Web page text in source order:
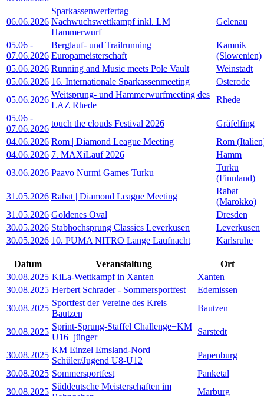
06.06.2026
Sparkassenwerfertag
Nachwuchswettkampf inkl. LM
Hammerwurf
Gelenau
05.06 -
07.06.2026
Berglauf- und Trailrunning
Europameisterschaft
Kamnik
(Slowenien)
05.06.2026 Running and Music meets Pole Vault
Weinstadt
05.06.2026 16. Internationale Sparkassenmeeting
Osterode
05.06.2026
Weitsprung- und Hammerwurfmeeting des
LAZ Rhede
Rhede
05.06 -
07.06.2026
touch the clouds Festival 2026
Gräfelfing
04.06.2026 Rom | Diamond League Meeting
Rom
04.06.2026 7. MAXiLauf 2026
Hamm
03.06.2026 Paavo Nurmi Games Turku
Turku
(Finnland)
31.05.2026 Rabat | Diamond League Meeting
Rabat
(Marokko)
31.05.2026 Goldenes Oval
Dresden
30.05.2026 Stabhochsprung Classics Leverkusen
Leverkusen
30.05.2026 10. PUMA NITRO Lange Laufnacht Karlsruhe
Datum Veranstaltung
Ort
30.08.2025 KiLa-Wettkampf in Xanten
Xanten
30.08.2025 Herbert Schrader - Sommersportfest
Edemissen
30.08.2025
Sportfest der Vereine des Kreis
Bautzen
Bautzen
30.08.2025
Sprint-Sprung-Staffel Challenge+KM
U16+jünger
Sarstedt
30.08.2025
KM Einzel Emsland-Nord
Schüler/Jugend U8-U12
Papenburg
30.08.2025 Sommersportfest
Panketal
30.08.2025
Süddeutsche Meisterschaften im
Marburg